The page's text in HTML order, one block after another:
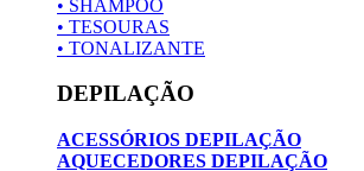
• SHAMPOO
• TESOURAS
• TONALIZANTE
DEPILAÇÃO
ACESSÓRIOS DEPILAÇÃO
AQUECEDORES DEPILAÇÃO